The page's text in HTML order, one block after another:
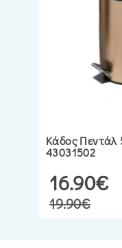
Κάδος
43031502
16.90€
19.90€